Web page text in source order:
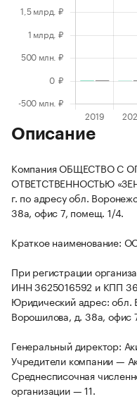
Описание
Компания ОБЩЕСТВО С
ОТВЕТСТВЕННОСТЬЮ
г. по адресу обл.
38а, офис 7, помещ. 1/4.
Краткое наименование:
При регистрации
ИНН 3625016592 и КПП
Юридический адрес: обл.
Ворошилова, д. 38а, офис
Генеральный директор:
Учредители компании —
Среднесписочная
организации — 11.